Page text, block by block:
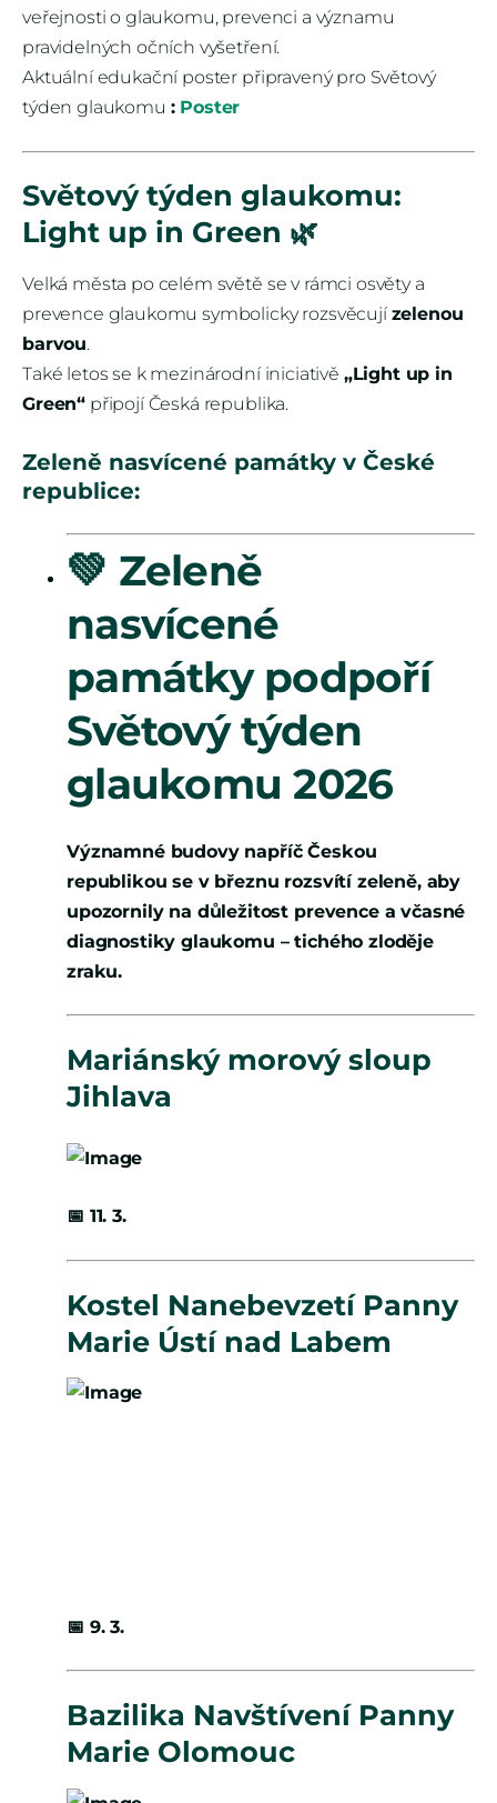
veřejnosti o glaukomu, prevenci a významu
pravidelných očních vyšetření.
Aktuální edukační poster připravený pro Světový
týden glaukomu :Poster
Světový týden glaukomu:
Light up in Green 🌿
Velká města po celém světě se v rámci osvěty a
prevence glaukomu symbolicky rozsvěcujízelenou
barvou.
Také letos se k mezinárodní iniciativě „Light up in
Green“ připojí Česká republika.
Zeleně nasvícené památky v České
republice:
💚 Zeleně
nasvícené
památky podpoří
Světový týden
glaukomu 2026
Významné budovy napříč Českou
republikou se v březnu rozsvítí zeleně, aby
upozornily na důležitost prevence a včasné
diagnostiky glaukomu – tichého zloděje
zraku.
Mariánský morový sloup
Jihlava
📅 11. 3.
Kostel Nanebevzetí Panny
Marie Ústí nad Labem
📅 9. 3.
Bazilika Navštívení Panny
Marie Olomouc